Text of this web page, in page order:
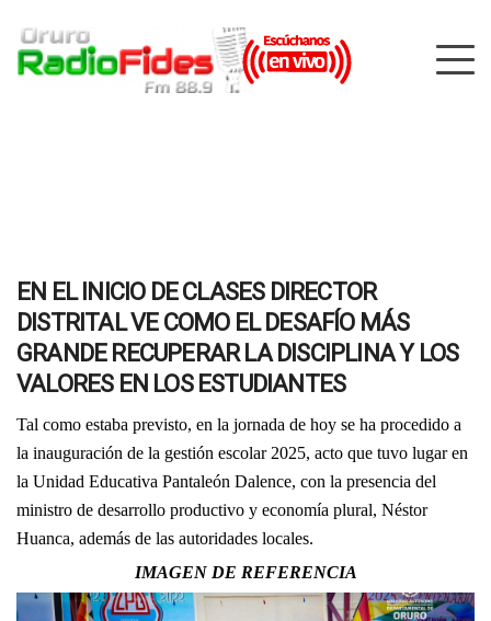
EN EL INICIO DE CLASES DIRECTOR
DISTRITAL VE COMO EL DESAFÍO MÁS
GRANDE RECUPERAR LA DISCIPLINA Y LOS
VALORES EN LOS ESTUDIANTES
Tal como estaba previsto, en la jornada de hoy se ha procedido a
la inauguración de la gestión escolar 2025, acto que tuvo lugar en
la Unidad Educativa Pantaleón Dalence, con la presencia del
ministro de desarrollo productivo y economía plural, Néstor
Huanca, además de las autoridades locales.
IMAGEN DE REFERENCIA